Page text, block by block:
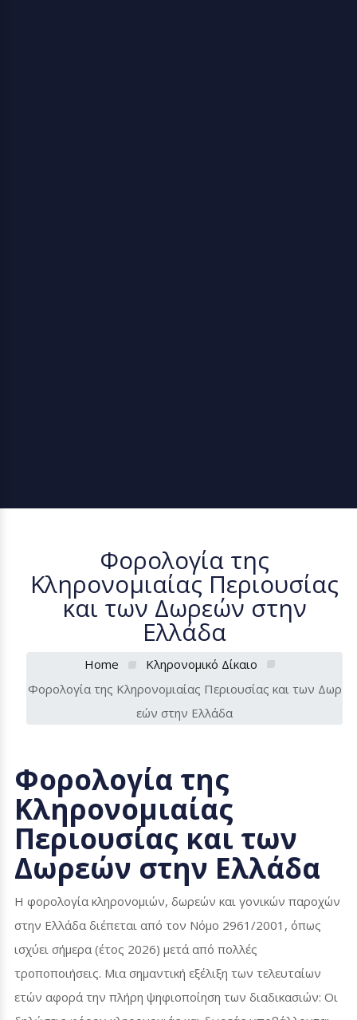
Φορολογία της
Κληρονομιαίας Περιουσίας
και των Δωρεών στην
Ελλάδα
Home
Κληρονομικό Δίκαιο
Φορολογία της Κληρονομιαίας Περιουσίας και των Δωρ
εών στην Ελλάδα
Φορολογία της
Κληρονομιαίας
Περιουσίας και των
Δωρεών στην Ελλάδα
Η φορολογία κληρονομιών, δωρεών και γονικών παροχών
στην Ελλάδα διέπεται από τον Νόμο 2961/2001, όπως
ισχύει σήμερα (έτος 2026) μετά από πολλές
τροποποιήσεις. Μια σημαντική εξέλιξη των τελευταίων
ετών αφορά την πλήρη ψηφιοποίηση των διαδικασιών: Οι